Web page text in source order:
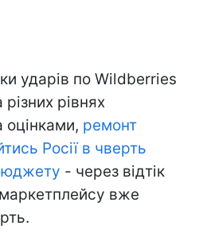
ударів по Wildberries
рівнях
оцінками, ремонт
Росії в чверть
- через відтік
вже